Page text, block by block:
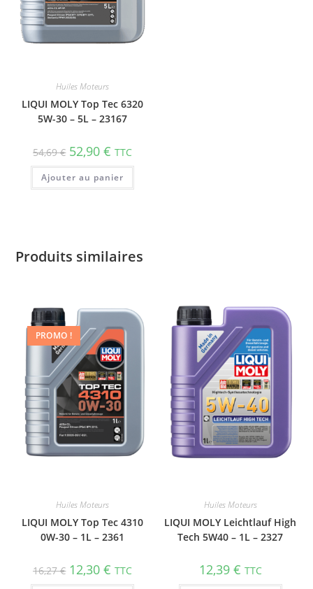
Huiles Moteurs
LIQUI MOLY Top Tec 6320
5W-30 – 5L – 23167
54,69€ 52,90€ TTC
Ajouter au panier
Produits similaires
PROMO !
Huiles Moteurs
LIQUI MOLY Top Tec 4310
0W-30 – 1L – 2361
16,27€ 12,30€ TTC
Huiles Moteurs
LIQUI MOLY Leichtlauf High
Tech 5W40 – 1L – 2327
12,39 € TTC